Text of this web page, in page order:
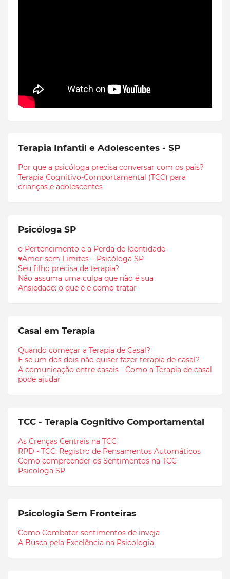
Terapia Infantil e Adolescentes - SP
Por que a psicóloga precisa conversar com os pais?
Terapia Cognitivo-Comportamental (TCC) para
crianças e adolescentes
Psicóloga SP
o Pertencimento e a Perda de Identidade
♥Amor sem Limites – Psicóloga SP
Seu filho precisa de terapia?
Não assuma uma culpa que não é sua
Ansiedade: o que é e como tratar
Casal em Terapia
Quando começar a Terapia de Casal?
E se um dos dois não quiser fazer terapia de casal?
A comunicação entre casais - Como a Terapia de casal
pode ajudar
TCC - Terapia Cognitivo Comportamental
As Crenças Centrais na TCC
RPD - TCC: Registro de Pensamentos Automáticos
Como compreender os Sentimentos na TCC-
Psicologa SP
Psicologia Sem Fronteiras
Como Combater sentimentos de inveja
A Busca pela Excelência na Psicologia